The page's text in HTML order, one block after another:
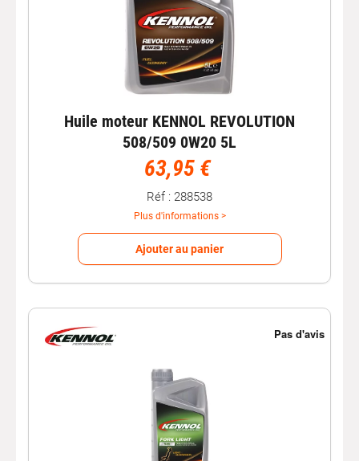
Huile moteur KENNOL REVOLUTION
508/509 0W20 5L
63,95 €
Réf : 288538
Plus d'informations >
Ajouter au panier